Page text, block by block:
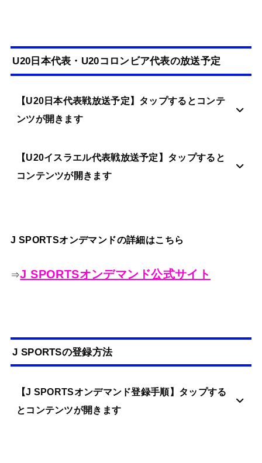
U20日本代表・U20コロンビア代表の放送予定
【U20日本代表戦放送予定】タップするとコンテ
ンツが開きます
【U20イスラエル代表戦放送予定】タップすると
コンテンツが開きます
J SPORTSオンデマンドの詳細はこちら
⇒J SPORTSオンデマンド公式サイト
J SPORTSの登録方法
【J SPORTSオンデマンド登録手順】タップする
とコンテンツが開きます